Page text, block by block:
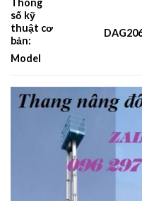
Thông
số kỹ
thuật cơ
bản:
Model